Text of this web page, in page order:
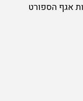
אגף הספורט